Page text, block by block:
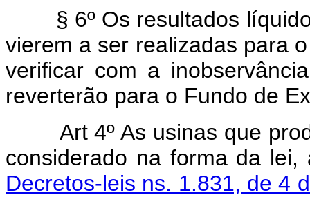
§ 6º Os resultados
vierem a ser realizadas para
verificar com a
reverterão para o Fundo de
Art 4º As usinas que
considerado na forma da lei,
Decretos-leis ns. 1.831, de 4